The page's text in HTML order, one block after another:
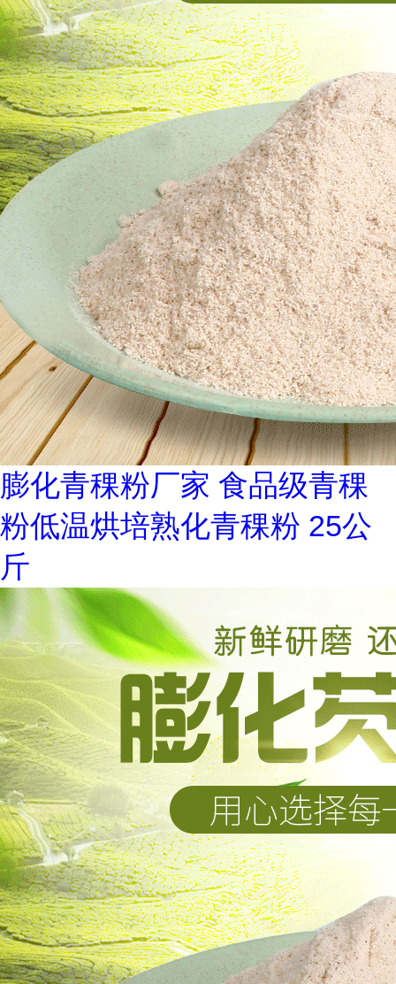
膨化青稞粉厂家 食品级青稞
粉低温烘培熟化青稞粉 25公
斤